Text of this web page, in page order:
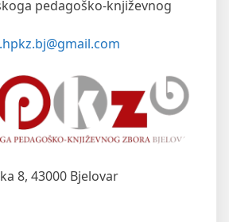
pedagoško-književnog
8, 43000 Bjelovar